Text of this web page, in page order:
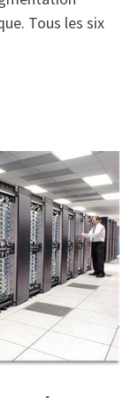
Tous les six